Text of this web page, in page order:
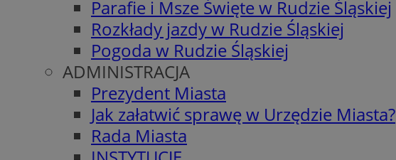
Parafie i Msze Święte w Rudzie Śląskiej
Rozkłady jazdy w Rudzie Śląskiej
Pogoda w Rudzie Śląskiej
ADMINISTRACJA
Prezydent Miasta
Jak załatwić sprawę w Urzędzie Miasta?
Rada Miasta